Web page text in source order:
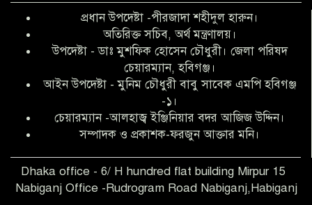
বৃত্তি পরীক্ষার সুযোগ করে দিলেন প্রধান শিক্ষক
ফারুক মাস্টার
আব্দুল হক তালুকদার ফাউন্ডেশন মানবতার
শিকড় ছুঁই ছুঁই,ফরজুন আক্তার মনি
সিলেট রেঞ্জের শ্রেষ্ঠ ওসি নির্বাচিত হলেন
নবীগঞ্জ থানার ওসি মোনায়েম
‎নবীগঞ্জে এক সাজাপ্রাপ্ত পলাতক আসামি
প্রধান উপদেষ্টা -পীরজাদা শহীদুল হারুন।
অতিরিক্ত সচিব, অর্থ মন্ত্রণালয়।
উপদেষ্টা - ডাঃ মুশফিক হোসেন চৌধুরী। জেলা পরিষদ
চেয়ারম্যান, হবিগঞ্জ।
আইন উপদেষ্টা - মুনিম চৌধুরী বাবু সাবেক এমপি হবিগঞ্জ
-১।
চেয়ারম্যান -আলহাজ্ব ইঞ্জিনিয়ার বদর আজিজ উদ্দিন।
সম্পাদক ও প্রকাশক-ফরজুন আক্তার মনি।
Dhaka office - 6/ H hundred flat building Mirpur 15
Nabiganj Office -Rudrogram Road Nabiganj,Habiganj